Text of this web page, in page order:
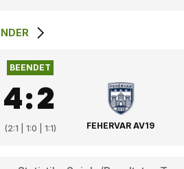
BEENDET
4:2
(2:1 | 1:0 | 1:1) FEHERVAR AV19